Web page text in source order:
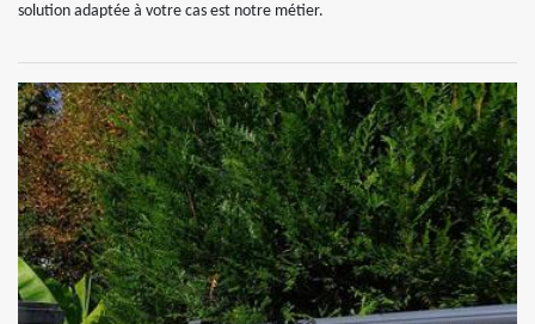
solution adaptée à votre cas est notre métier.